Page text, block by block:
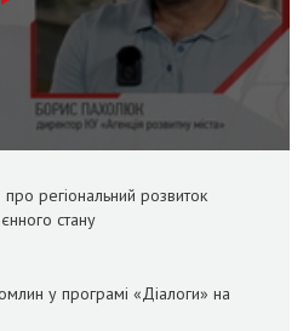
регіональний розвиток
стану
у програмі «Діалоги» на